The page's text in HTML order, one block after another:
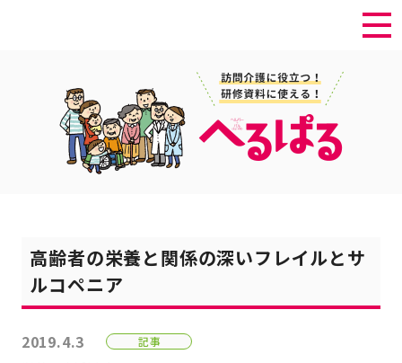
高齢者の栄養と関係の深いフレイルとサ
ルコペニア
2019.4.3 記事